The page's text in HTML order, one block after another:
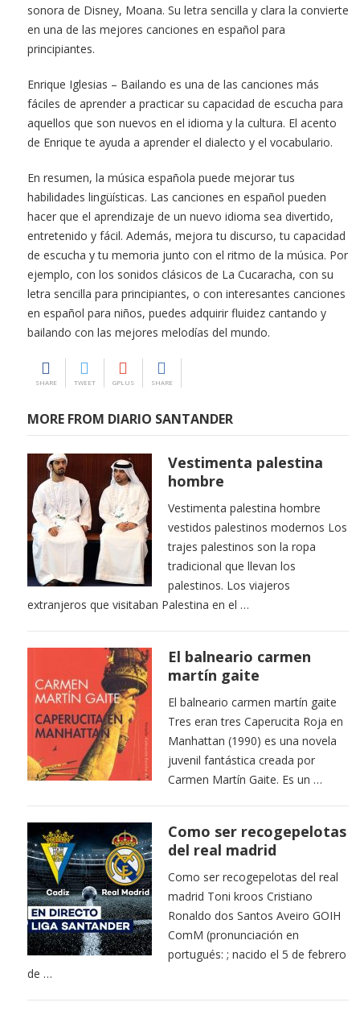
sonora de Disney, Moana. Su letra sencilla y clara la convierte
en una de las mejores canciones en español para
principiantes.
Enrique Iglesias – Bailando es una de las canciones más
fáciles de aprender a practicar su capacidad de escucha para
aquellos que son nuevos en el idioma y la cultura. El acento
de Enrique te ayuda a aprender el dialecto y el vocabulario.
En resumen, la música española puede mejorar tus
habilidades lingüísticas. Las canciones en español pueden
hacer que el aprendizaje de un nuevo idioma sea divertido,
entretenido y fácil. Además, mejora tu discurso, tu capacidad
de escucha y tu memoria junto con el ritmo de la música. Por
ejemplo, con los sonidos clásicos de La Cucaracha, con su
letra sencilla para principiantes, o con interesantes canciones
en español para niños, puedes adquirir fluidez cantando y
bailando con las mejores melodías del mundo.
SHARE TWEET GPLUS SHARE
MORE FROM DIARIO SANTANDER
Vestimenta palestina
hombre
Vestimenta palestina hombre
vestidos palestinos modernos Los
trajes palestinos son la ropa
tradicional que llevan los
palestinos. Los viajeros
extranjeros que visitaban Palestina en el …
El balneario carmen
martín gaite
El balneario carmen martín gaite
Tres eran tres Caperucita Roja en
Manhattan (1990) es una novela
juvenil fantástica creada por
Carmen Martín Gaite. Es un …
Como ser recogepelotas
del real madrid
Como ser recogepelotas del real
madrid Toni kroos Cristiano
Ronaldo dos Santos Aveiro GOIH
ComM (pronunciación en
portugués: ; nacido el 5 de febrero
de …